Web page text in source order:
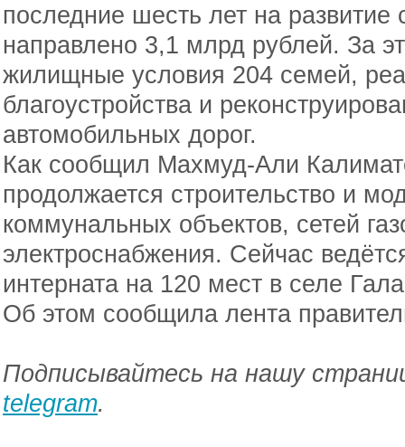
последние шесть лет на развитие
направлено 3,1 млрд рублей. За
жилищные условия 204 семей,
благоустройства и
автомобильных дорог.
Как сообщил Махмуд-Али
продолжается строительство и
коммунальных объектов, сетей
электроснабжения. Сейчас
интерната на 120 мест в селе
Об этом сообщила лента
Подписывайтесь на нашу
telegram.